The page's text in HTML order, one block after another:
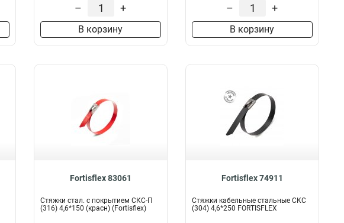
– +
В корзину
– +
В корзину
Fortisflex 83061
Стяжки стал. с покрытием СКС-П
(316) 4,6*150 (красн) (Fortisflex)
Fortisflex 74911
Стяжки кабельные стальные СКС
(304) 4,6*250 FORTISFLEX